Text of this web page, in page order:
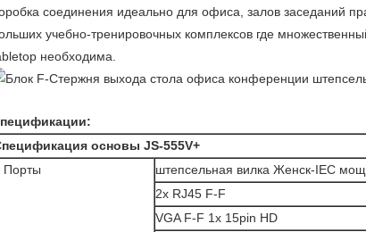
соединения идеально для офиса, залов заседаний
учебно-тренировочных комплексов где
необходима.
основы JS-555V+
Порты
штепсельная вилка Женск-IEC
2x RJ45 F-F
VGA F-F 1x 15pin HD